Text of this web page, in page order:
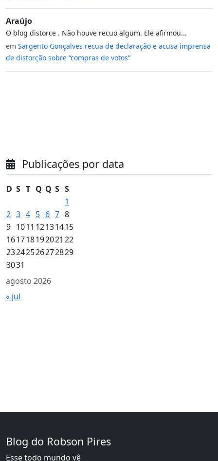
Araújo
O blog distorce . Não houve recuo algum. Ele afirmou...
em Sargento Gonçalves recua de declaração e acusa imprensa
de distorção sobre “compras de votos”
Publicações por data
agosto 2026
D S T Q Q S S
1
2 3 4 5 6 7 8
9 1011 12131415
161718192021 22
23242526272829
3031
« jul
Blog do Robson Pires
Esse todo mundo vê